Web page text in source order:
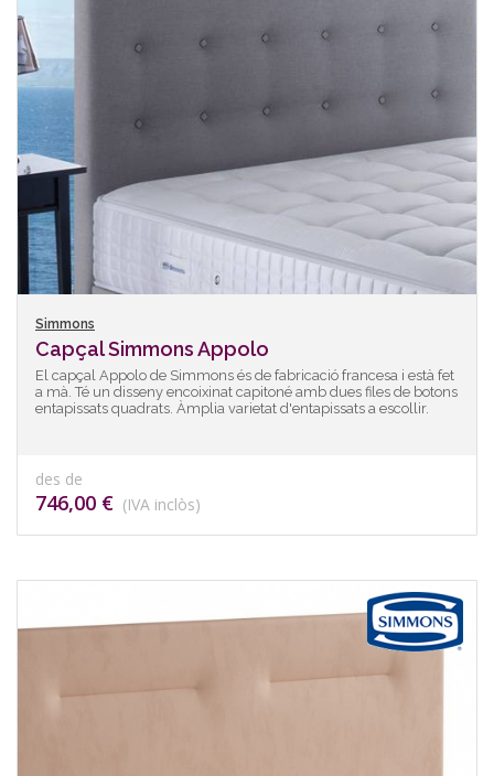
Simmons
Capçal Simmons Appolo
El capçal Appolo de Simmons és de fabricació francesa i està fet
a mà. Té un disseny encoixinat capitoné amb dues files de botons
entapissats quadrats. Àmplia varietat d'entapissats a escollir.
des de
746,00 € (IVA inclòs)